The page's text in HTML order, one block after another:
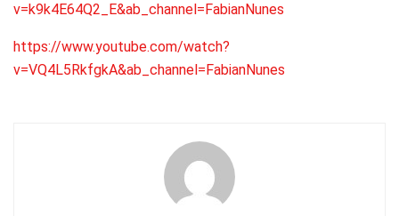
v=k9k4E64Q2_E&ab_channel=FabianNunes
https://www.youtube.com/watch?
v=VQ4L5RkfgkA&ab_channel=FabianNunes